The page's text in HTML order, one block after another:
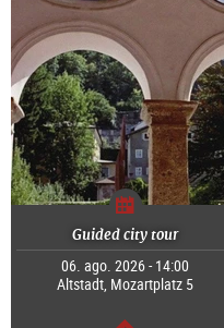
Guided city tour
06. ago. 2026 - 14:00
Altstadt, Mozartplatz 5